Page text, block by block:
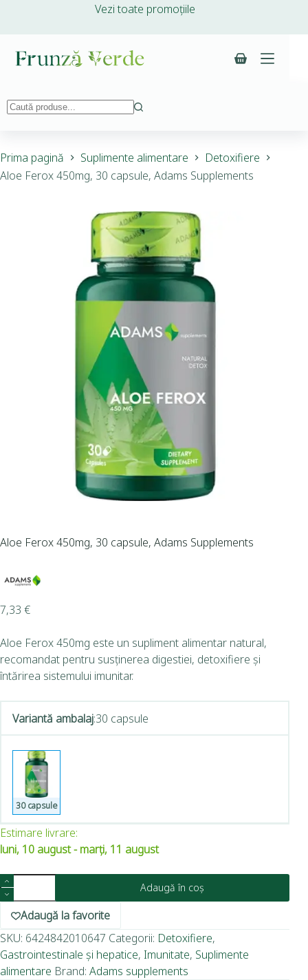
Vezi toate promoțiile
Prima pagină Suplimente alimentare
Detoxifiere
Aloe Ferox 450mg, 30 capsule, Adams Supplements
Aloe Ferox 450mg, 30 capsule, Adams Supplements
7,33 €
Aloe Ferox 450mg este un supliment alimentar natural,
recomandat pentru susținerea digestiei, detoxifiere și
întărirea sistemului imunitar.
Variantă ambalaj:30 capsule
30 capsule
Estimare livrare:
luni, 10 august - marți, 11 august
Adaugă în coș
Adaugă la favorite
SKU: 6424842010647 Categorii: Detoxifiere,
Gastrointestinale și hepatice, Imunitate, Suplimente
alimentare Brand: Adams supplements